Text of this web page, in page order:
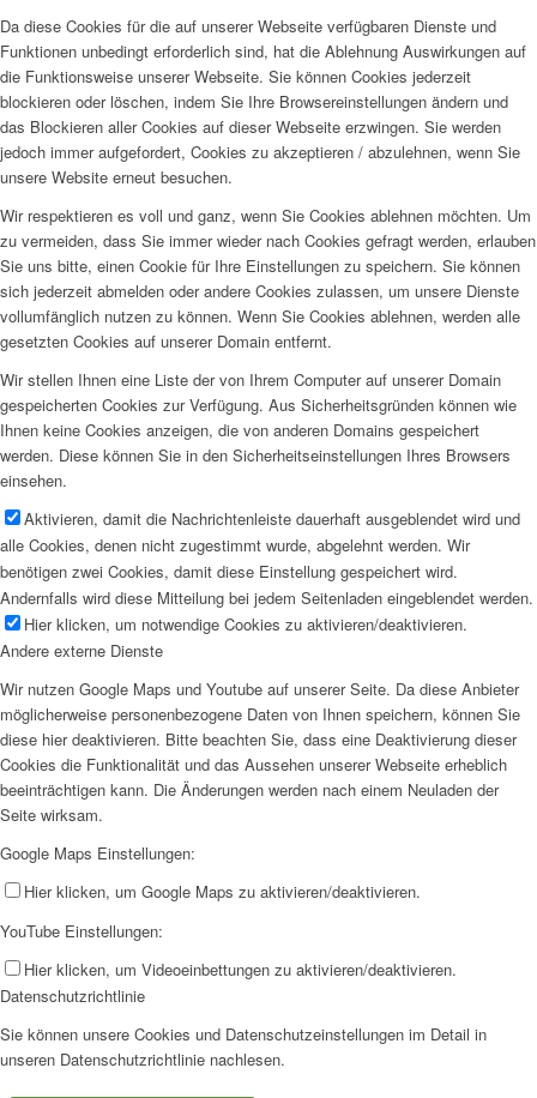
Da diese Cookies für die auf unserer Webseite verfügbaren Dienste und
Funktionen unbedingt erforderlich sind, hat die Ablehnung Auswirkungen auf
die Funktionsweise unserer Webseite. Sie können Cookies jederzeit
blockieren oder löschen, indem Sie Ihre Browsereinstellungen ändern und
das Blockieren aller Cookies auf dieser Webseite erzwingen. Sie werden
jedoch immer aufgefordert, Cookies zu akzeptieren / abzulehnen, wenn Sie
unsere Website erneut besuchen.
Wir respektieren es voll und ganz, wenn Sie Cookies ablehnen möchten. Um
zu vermeiden, dass Sie immer wieder nach Cookies gefragt werden, erlauben
Sie uns bitte, einen Cookie für Ihre Einstellungen zu speichern. Sie können
sich jederzeit abmelden oder andere Cookies zulassen, um unsere Dienste
vollumfänglich nutzen zu können. Wenn Sie Cookies ablehnen, werden alle
gesetzten Cookies auf unserer Domain entfernt.
Wir stellen Ihnen eine Liste der von Ihrem Computer auf unserer Domain
gespeicherten Cookies zur Verfügung. Aus Sicherheitsgründen können wie
Ihnen keine Cookies anzeigen, die von anderen Domains gespeichert
werden. Diese können Sie in den Sicherheitseinstellungen Ihres Browsers
einsehen.
Aktivieren, damit die Nachrichtenleiste dauerhaft ausgeblendet wird und
alle Cookies, denen nicht zugestimmt wurde, abgelehnt werden. Wir
benötigen zwei Cookies, damit diese Einstellung gespeichert wird.
Andernfalls wird diese Mitteilung bei jedem Seitenladen eingeblendet werden.
Hier klicken, um notwendige Cookies zu aktivieren/deaktivieren.
Andere externe Dienste
Wir nutzen Google Maps und Youtube auf unserer Seite. Da diese Anbieter
möglicherweise personenbezogene Daten von Ihnen speichern, können Sie
diese hier deaktivieren. Bitte beachten Sie, dass eine Deaktivierung dieser
Cookies die Funktionalität und das Aussehen unserer Webseite erheblich
beeinträchtigen kann. Die Änderungen werden nach einem Neuladen der
Seite wirksam.
Google Maps Einstellungen:
Hier klicken, um Google Maps zu aktivieren/deaktivieren.
YouTube Einstellungen:
Hier klicken, um Videoeinbettungen zu aktivieren/deaktivieren.
Datenschutzrichtlinie
Sie können unsere Cookies und Datenschutzeinstellungen im Detail in
unseren Datenschutzrichtlinie nachlesen.